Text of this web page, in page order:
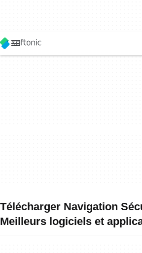
Télécharger Navigation
Meilleurs logiciels et